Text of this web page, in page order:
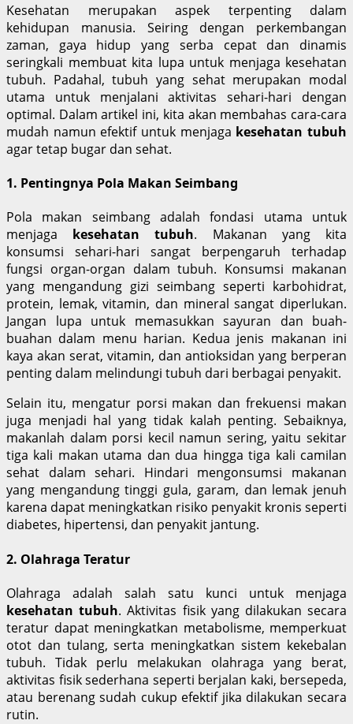
Kesehatan merupakan aspek terpenting dalam
kehidupan manusia. Seiring dengan perkembangan
zaman, gaya hidup yang serba cepat dan dinamis
seringkali membuat kita lupa untuk menjaga kesehatan
tubuh. Padahal, tubuh yang sehat merupakan modal
utama untuk menjalani aktivitas sehari-hari dengan
optimal. Dalam artikel ini, kita akan membahas cara-cara
mudah namun efektif untuk menjaga kesehatan tubuh
agar tetap bugar dan sehat.
1. Pentingnya Pola Makan Seimbang
Pola makan seimbang adalah fondasi utama untuk
menjaga kesehatan tubuh. Makanan yang kita
konsumsi sehari-hari sangat berpengaruh terhadap
fungsi organ-organ dalam tubuh. Konsumsi makanan
yang mengandung gizi seimbang seperti karbohidrat,
protein, lemak, vitamin, dan mineral sangat diperlukan.
Jangan lupa untuk memasukkan sayuran dan buah-
buahan dalam menu harian. Kedua jenis makanan ini
kaya akan serat, vitamin, dan antioksidan yang berperan
penting dalam melindungi tubuh dari berbagai penyakit.
Selain itu, mengatur porsi makan dan frekuensi makan
juga menjadi hal yang tidak kalah penting. Sebaiknya,
makanlah dalam porsi kecil namun sering, yaitu sekitar
tiga kali makan utama dan dua hingga tiga kali camilan
sehat dalam sehari. Hindari mengonsumsi makanan
yang mengandung tinggi gula, garam, dan lemak jenuh
karena dapat meningkatkan risiko penyakit kronis seperti
diabetes, hipertensi, dan penyakit jantung.
2. Olahraga Teratur
Olahraga adalah salah satu kunci untuk menjaga
kesehatan tubuh. Aktivitas fisik yang dilakukan secara
teratur dapat meningkatkan metabolisme, memperkuat
otot dan tulang, serta meningkatkan sistem kekebalan
tubuh. Tidak perlu melakukan olahraga yang berat,
aktivitas fisik sederhana seperti berjalan kaki, bersepeda,
atau berenang sudah cukup efektif jika dilakukan secara
rutin.